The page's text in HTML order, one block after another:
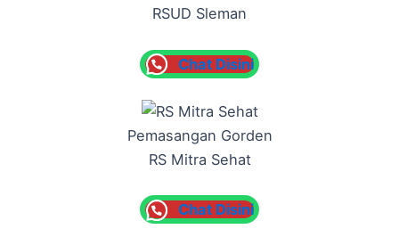
RSUD Sleman
Chat Disini
Pemasangan Gorden
RS Mitra Sehat
Chat Disini